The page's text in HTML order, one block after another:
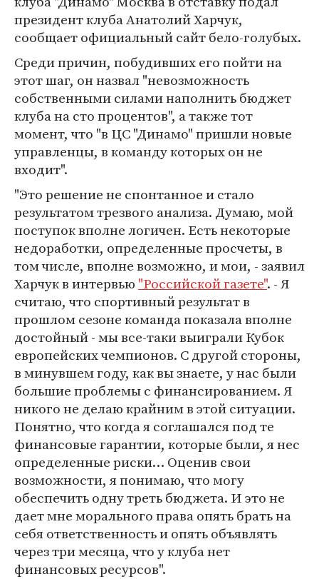
президент клуба Анатолий Харчук,
сообщает официальный сайт бело-голубых.
Среди причин, побудивших его пойти на
этот шаг, он назвал "невозможность
собственными силами наполнить бюджет
клуба на сто процентов", а также тот
момент, что "в ЦС "Динамо" пришли новые
управленцы, в команду которых он не
входит".
"Это решение не спонтанное и стало
результатом трезвого анализа. Думаю, мой
поступок вполне логичен. Есть некоторые
недоработки, определенные просчеты, в
том числе, вполне возможно, и мои, - заявил
Харчук в интервью "Российской газете". - Я
считаю, что спортивный результат в
прошлом сезоне команда показала вполне
достойный - мы все-таки выиграли Кубок
европейских чемпионов. С другой стороны,
в минувшем году, как вы знаете, у нас были
большие проблемы с финансированием. Я
никого не делаю крайним в этой ситуации.
Понятно, что когда я соглашался под те
финансовые гарантии, которые были, я нес
определенные риски… Оценив свои
возможности, я понимаю, что могу
обеспечить одну треть бюджета. И это не
дает мне морального права опять брать на
себя ответственность и опять объявлять
через три месяца, что у клуба нет
финансовых ресурсов".